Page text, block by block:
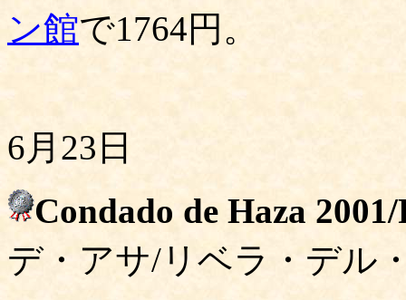
ン館で1764円。
6月23日
Condado de Haza
デ・アサ/リベラ・デル